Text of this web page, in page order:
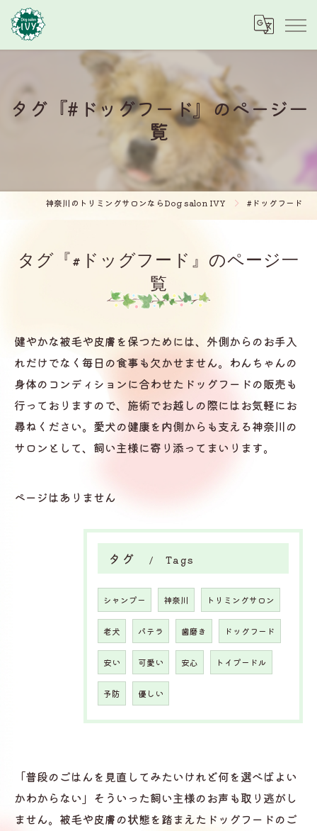
タグ『#ドッグフード』のページ一
覧
神奈川のトリミングサロンならDog salon IVY #ドッグフード
タグ『#ドッグフード』のページ一
覧
健やかな被毛や皮膚を保つためには、外側からのお手入
れだけでなく毎日の食事も欠かせません。わんちゃんの
身体のコンディションに合わせたドッグフードの販売も
行っておりますので、施術でお越しの際にはお気軽にお
尋ねください。愛犬の健康を内側からも支える神奈川の
サロンとして、飼い主様に寄り添ってまいります。
ページはありません
タグ Tags
シャンプー 神奈川 トリミングサロン
老犬 パテラ 歯磨き ドッグフード
安い 可愛い 安心 トイプードル
予防 優しい
「普段のごはんを見直してみたいけれど何を選べばよい
かわからない」そういった飼い主様のお声も取り逃がし
ません。被毛や皮膚の状態を踏まえたドッグフードのご